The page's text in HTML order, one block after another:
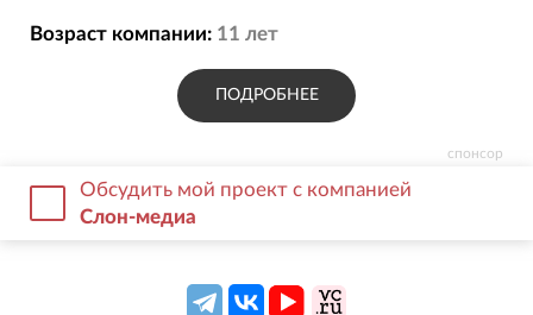
спонсор
Возраст компании: 11 лет
ПОДРОБНЕЕ
Обсудить мой проект с компанией
Слон-медиа